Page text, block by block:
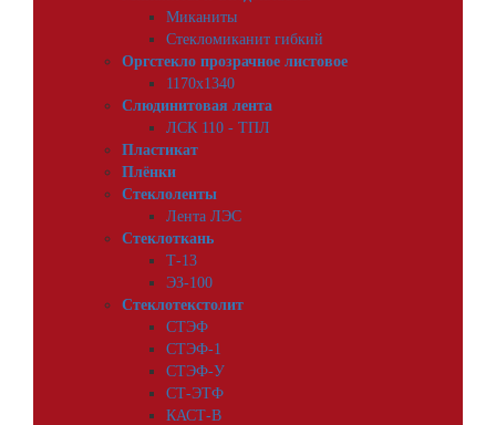
Миканиты
Стекломиканит гибкий
Оргстекло прозрачное листовое
1170х1340
Слюдинитовая лента
ЛСК 110 - ТПЛ
Пластикат
Плёнки
Стеклоленты
Лента ЛЭС
Стеклоткань
Т-13
ЭЗ-100
Стеклотекстолит
СТЭФ
СТЭФ-1
СТЭФ-У
СТ-ЭТФ
КАСТ-В